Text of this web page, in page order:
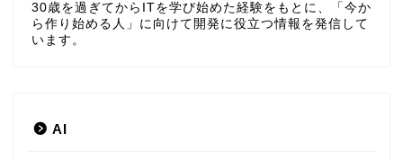
30歳を過ぎてからITを学び始めた経験をもとに、「今か
ら作り始める人」に向けて開発に役立つ情報を発信して
います。
AI